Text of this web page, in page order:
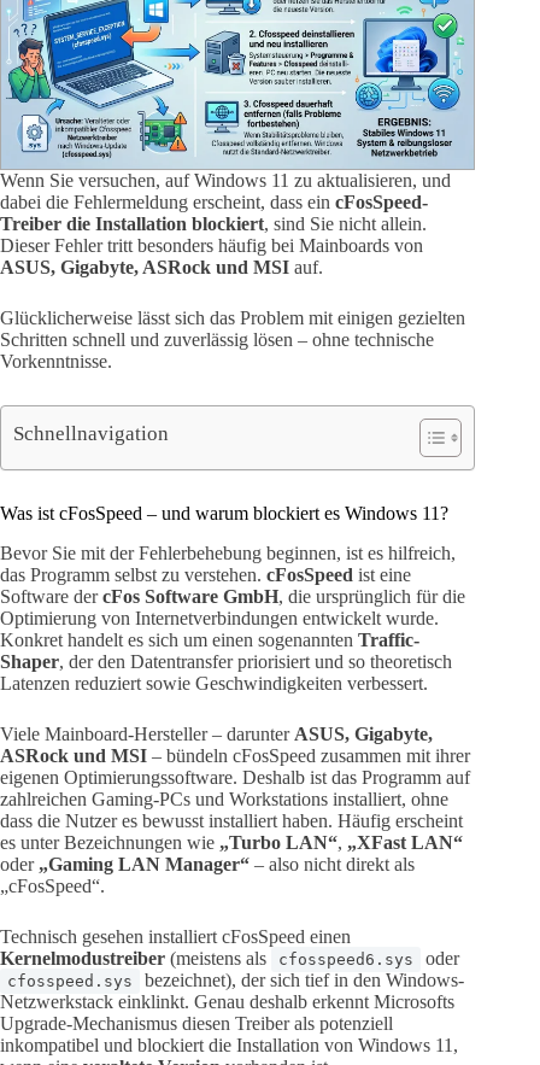
Wenn Sie versuchen, auf Windows 11 zu aktualisieren, und
dabei die Fehlermeldung erscheint, dass ein cFosSpeed-
Treiber die Installation blockiert, sind Sie nicht allein.
Dieser Fehler tritt besonders häufig bei Mainboards von
ASUS, Gigabyte, ASRock und MSI auf.
Glücklicherweise lässt sich das Problem mit einigen gezielten
Schritten schnell und zuverlässig lösen – ohne technische
Vorkenntnisse.
Schnellnavigation
Was ist cFosSpeed – und warum blockiert es Windows 11?
Bevor Sie mit der Fehlerbehebung beginnen, ist es hilfreich,
das Programm selbst zu verstehen. cFosSpeed ist eine
Software dercFos Software GmbH, die ursprünglich für die
Optimierung von Internetverbindungen entwickelt wurde.
Konkret handelt es sich um einen sogenannten Traffic-
Shaper, der den Datentransfer priorisiert und so theoretisch
Latenzen reduziert sowie Geschwindigkeiten verbessert.
Viele Mainboard-Hersteller – darunter ASUS, Gigabyte,
ASRock und MSI – bündeln cFosSpeed zusammen mit ihrer
eigenen Optimierungssoftware. Deshalb ist das Programm auf
zahlreichen Gaming-PCs und Workstations installiert, ohne
dass die Nutzer es bewusst installiert haben. Häufig erscheint
es unter Bezeichnungen wie „Turbo LAN“, „XFast LAN“
oder „Gaming LAN Manager“ – also nicht direkt als
„cFosSpeed“.
Technisch gesehen installiert cFosSpeed einen
Kernelmodustreiber (meistens als cfosspeed6.sys oder
cfosspeed.sys
bezeichnet), der sich tief in den Windows-
Netzwerkstack einklinkt. Genau deshalb erkennt Microsofts
Upgrade-Mechanismus diesen Treiber als potenziell
inkompatibel und blockiert die Installation von Windows 11,